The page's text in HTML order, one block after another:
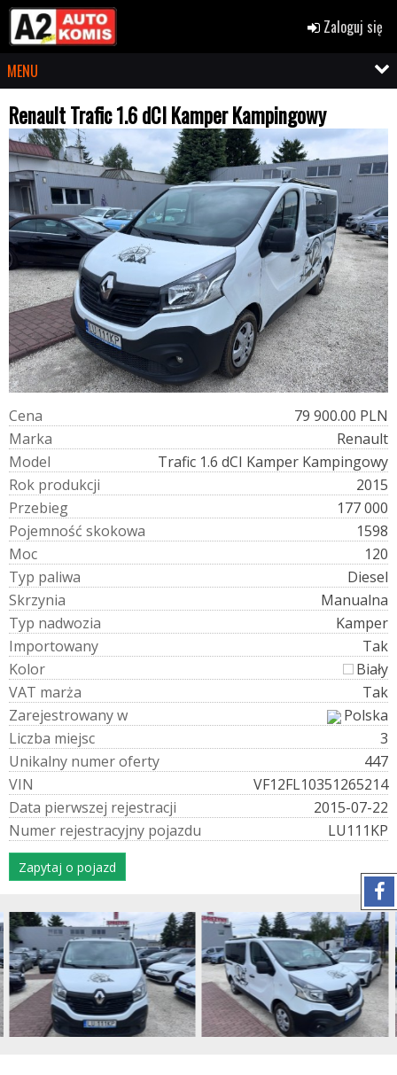
Zaloguj się
MENU
Renault Trafic 1.6 dCI Kamper Kampingowy
Cena
79 900.00 PLN
Marka
Renault
Model
Trafic 1.6 dCI Kamper Kampingowy
Rok produkcji
2015
Przebieg
177 000
Pojemność skokowa
1598
Moc
120
Typ paliwa
Diesel
Skrzynia
Manualna
Typ nadwozia
Kamper
Importowany
Tak
Kolor
Biały
VAT marża
Tak
Zarejestrowanyw
Polska
Liczba miejsc
3
Unikalny numeroferty
447
VIN
VF12FL10351265214
Data pierwszej rejestracji
2015-07-22
Numer rejestracyjny pojazdu LU111KP
Zapytaj o pojazd